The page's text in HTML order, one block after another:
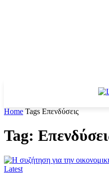
Home Tags Επενδύσεις
Tag:
Latest